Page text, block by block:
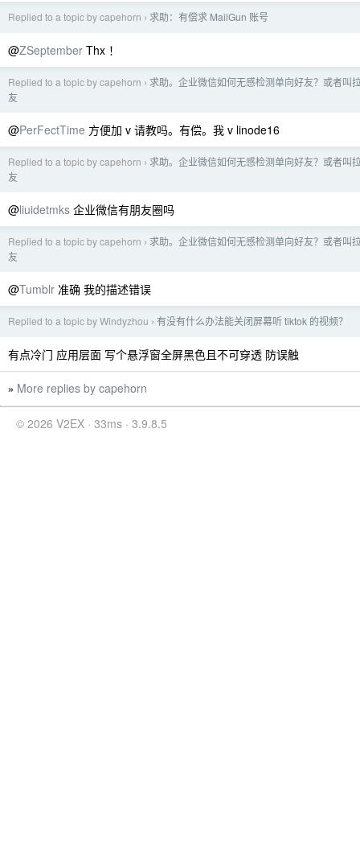
Replied to a topic by capehorn › 求助：有偿求 MailGun 账号
@ZSeptember Thx ！
Replied to a topic by capehorn › 求助。企业微信如何无感检测单向好友？或者叫
友
@PerFectTime 方便加 v 请教吗。有偿。我 v linode16
Replied to a topic by capehorn › 求助。企业微信如何无感检测单向好友？或者叫
友
@liuidetmks 企业微信有朋友圈吗
Replied to a topic by capehorn › 求助。企业微信如何无感检测单向好友？或者叫
友
@Tumblr 准确 我的描述错误
Replied to a topic by Windyzhou › 有没有什么办法能关闭屏幕听 tiktok 的视频？
有点冷门 应用层面 写个悬浮窗全屏黑色且不可穿透 防误触
» More replies by capehorn
© 2026 V2EX · 33ms · 3.9.8.5